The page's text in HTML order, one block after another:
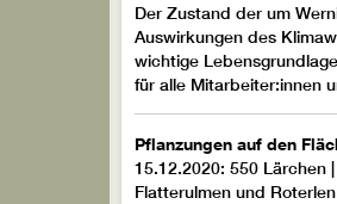
Der Zustand der um
Auswirkungen des
wichtige
für alle Mitarbeiter:innen
Pflanzungen auf den
15.12.2020: 550 Lärchen
Flatterulmen und Roterlen